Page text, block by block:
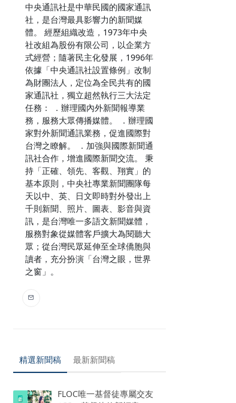
中央通訊社是中華民國的國家通訊
社，是台灣最具影響力的新聞媒
體。 經歷組織改造，1973年中央
社改組為股份有限公司，以企業方
式經營；隨著民主化發展，1996年
依據「中央通訊社設置條例」改制
為財團法人，定位為全民共有的國
家通訊社，獨立超然執行三大法定
任務： ．辦理國內外新聞報導業
務，服務大眾傳播媒體。 ．辦理國
家對外新聞通訊業務，促進國際對
台灣之瞭解。 ．加強與國際新聞通
訊社合作，增進國際新聞交流。 秉
持「正確、領先、客觀、翔實」的
基本原則，中央社專業新聞團隊每
天以中、英、日文即時對外發出上
千則新聞、照片、圖表、影音與資
訊，是台灣唯一多語文新聞媒體，
服務對象從媒體客戶擴大為閱聽大
眾；從台灣民眾延伸至全球僑胞與
讀者，充分扮演「台灣之眼，世界
之窗」。
精選新聞稿 最新新聞稿
FLOC唯一基督徒專屬交友